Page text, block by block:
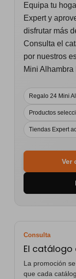
Equipa tu
Expert y
disfrutar más
Consulta el
por nuestros
Mini
Regalo 24 Mini
Productos
Tiendas Expert
Ver
Consulta
El catálogo
La promoción
que cada